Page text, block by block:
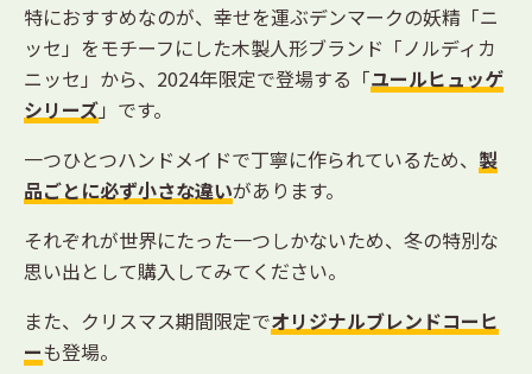
特におすすめなのが、幸せを運ぶデンマークの妖精「ニ
ッセ」をモチーフにした木製人形ブランド「ノルディカ
ニッセ」から、2024年限定で登場する「ユールヒュッゲ
シリーズ」です。
一つひとつハンドメイドで丁寧に作られているため、 製
品ごとに必ず小さな違いがあります。
それぞれが世界にたった一つしかないため、冬の特別な
思い出として購入してみてください。
また、クリスマス期間限定でオリジナルブレンドコーヒ
ーも登場。